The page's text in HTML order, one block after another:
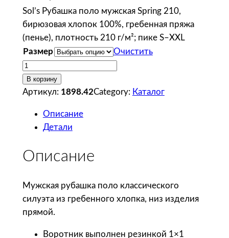
Sol’s Рубашка поло мужская Spring 210,
бирюзовая хлопок 100%, гребенная пряжа
(пенье), плотность 210 г/м²; пике S–XXL
Размер
Очистить
К
о
л
т
о
т
о
В корзину
Артикул: 1898.42Category: Каталог
Описание
Детали
Описание
Мужская рубашка поло классического
силуэта из гребенного хлопка, низ изделия
прямой.
Воротник выполнен резинкой 1×1